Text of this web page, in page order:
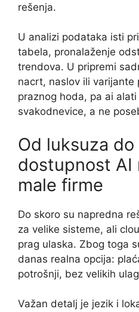
rešenja.
U analizi podataka isti
tabela, pronalaženje
trendova. U pripremi
nacrt, naslov ili varijante
praznog hoda, pa ai
svakodnevice, a ne
Od luksuza
dostupnost AI
male firme
Do skoro su napredna
za velike sisteme, ali
prag ulaska. Zbog toga
danas realna opcija:
potrošnji, bez velikih
Važan detalj je jezik i